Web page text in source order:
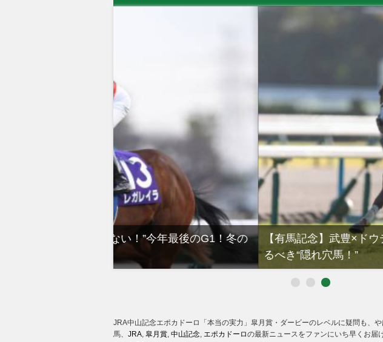
【有馬記念】武豊×ドウデュースを逆転できる候補3
るべき“隠れ穴馬！”
JRA中山記念エポカドーロ「本当の実力」皐月賞・ダービーのレベルに疑問も、
馬、 JRA, 皐月賞, 中山記念, エポカドーロの最新ニュースをファンにいち早くお届